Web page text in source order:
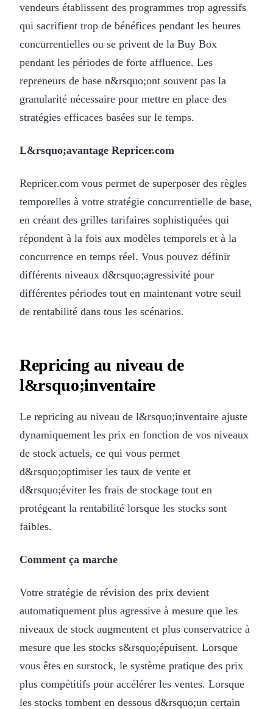
vendeurs établissent des programmes trop agressifs
qui sacrifient trop de bénéfices pendant les heures
concurrentielles ou se privent de la Buy Box
pendant les périodes de forte affluence. Les
repreneurs de base n&rsquo;ont souvent pas la
granularité nécessaire pour mettre en place des
stratégies efficaces basées sur le temps.
L&rsquo;avantage Repricer.com
Repricer.com vous permet de superposer des règles
temporelles à votre stratégie concurrentielle de base,
en créant des grilles tarifaires sophistiquées qui
répondent à la fois aux modèles temporels et à la
concurrence en temps réel. Vous pouvez définir
différents niveaux d&rsquo;agressivité pour
différentes périodes tout en maintenant votre seuil
de rentabilité dans tous les scénarios.
Repricing au niveau de
l&rsquo;inventaire
Le repricing au niveau de l&rsquo;inventaire ajuste
dynamiquement les prix en fonction de vos niveaux
de stock actuels, ce qui vous permet
d&rsquo;optimiser les taux de vente et
d&rsquo;éviter les frais de stockage tout en
protégeant la rentabilité lorsque les stocks sont
faibles.
Comment ça marche
Votre stratégie de révision des prix devient
automatiquement plus agressive à mesure que les
niveaux de stock augmentent et plus conservatrice à
mesure que les stocks s&rsquo;épuisent. Lorsque
vous êtes en surstock, le système pratique des prix
plus compétitifs pour accélérer les ventes. Lorsque
les stocks tombent en dessous d&rsquo;un certain